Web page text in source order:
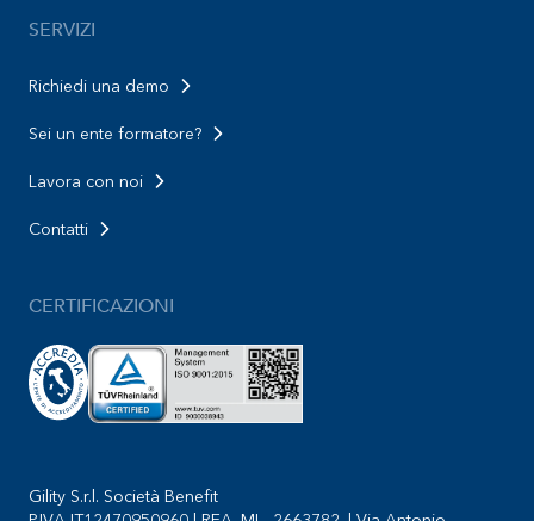
SERVIZI
Richiedi una demo
Sei un ente formatore?
Lavora con noi
Contatti
CERTIFICAZIONI
Gility S.r.l. Società Benefit